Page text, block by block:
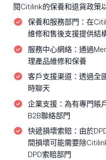
閱Citilink的保養和退貨政策
保養和服務部門： 在
維修和售後支援提供結
服務中心網絡： 通過
理產品維修和保養
客戶支援渠道： 透過全
時聊天
企業支援： 為有專門賬
B2B聯絡部門
快遞損壞索賠： 由於
間損壞可能需要除
DPD索賠部門